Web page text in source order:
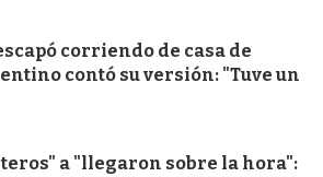
corriendo de casa de
contó su versión: "Tuve un
a "llegaron sobre la hora":